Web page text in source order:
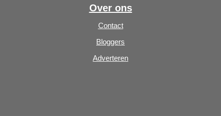
Over ons
Contact
Bloggers
Adverteren